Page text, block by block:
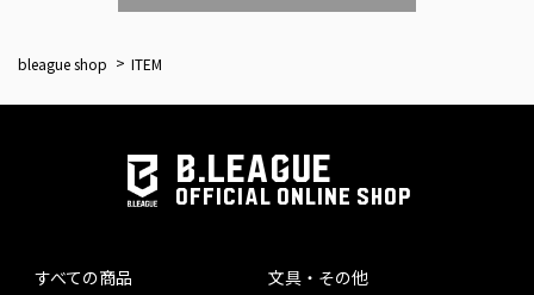
bleague shop ITEM
B.LEAGUE
OFFICIAL ONLINE SHOP
すべての商品
文具・その他